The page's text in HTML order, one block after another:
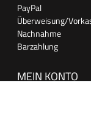
PayPal
Überweisung/
Nachnahme
Barzahlung
MEIN KONTO